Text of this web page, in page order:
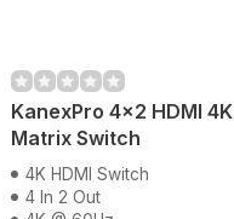
KanexPro 4×2 HDMI 4K
Matrix Switch
4K HDMI Switch
4 In 2 Out